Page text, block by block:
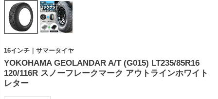
16インチ｜サマータイヤ
YOKOHAMA GEOLANDAR A/T (G015) LT235/85R16
120/116R スノーフレークマーク アウトラインホワイト
レター